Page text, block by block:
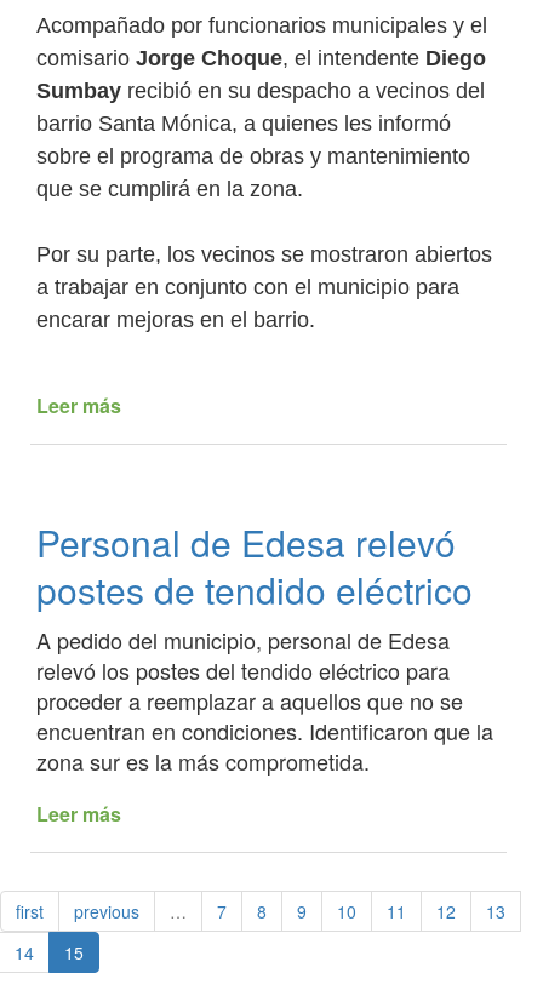
de
agua
en
La
Acompañado por funcionarios municipales y el
comisario Jorge Choque, el intendente Diego
Sumbay recibió en su despacho a vecinos del
barrio Santa Mónica, a quienes les informó
sobre el programa de obras y mantenimiento
que se cumplirá en la zona.
Por su parte, los vecinos se mostraron abiertos
a trabajar en conjunto con el municipio para
encarar mejoras en el barrio.
Leer más
reunió
con
vecinos
Santa
Mónica
Personal de Edesa relevó
postes de tendido eléctrico
A pedido del municipio, personal de Edesa
relevó los postes del tendido eléctrico para
proceder a reemplazar a aquellos que no se
encuentran en condiciones. Identificaron que la
zona sur es la más comprometida.
Leer más
Edesa
relevó
first previous … 7 8 9 10 11 12
13
14
15